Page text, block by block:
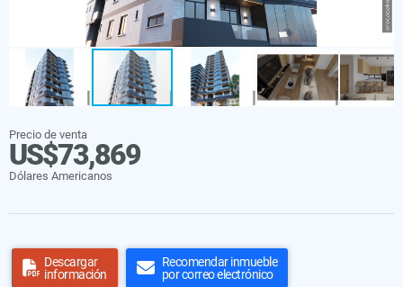
Precio de venta
US$73,869
Dólares Americanos
Descargar
información
Recomendar inmueble
por correo electrónico